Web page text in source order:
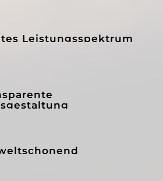
Leistungsspektrum